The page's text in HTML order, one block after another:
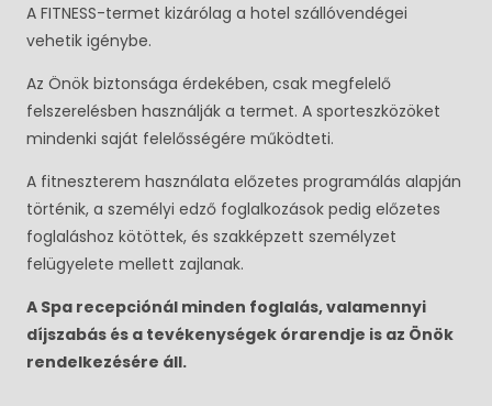
A FITNESS-termet kizárólag a hotel szállóvendégei
vehetik igénybe.
Az Önök biztonsága érdekében, csak megfelelő
felszerelésben használják a termet. A sporteszközöket
mindenki saját felelősségére működteti.
A fitneszterem használata előzetes programálás alapján
történik, a személyi edző foglalkozások pedig előzetes
foglaláshoz kötöttek, és szakképzett személyzet
felügyelete mellett zajlanak.
A Spa recepciónál minden foglalás, valamennyi
díjszabás és a tevékenységek órarendje is az Önök
rendelkezésére áll.